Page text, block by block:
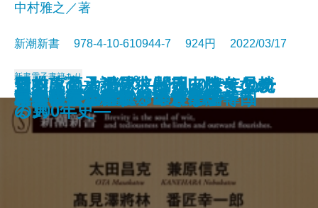
よくも言ってくれたよな
異論正論
一汁一菜でよいと至るまで
自衛隊最高幹部が語る台湾有事
「脱・自前」の日本成長戦略
日本人の承認欲求―テレワークが
さらした深層―
アントニオ猪木―闘魂60余年の軌
跡―
不倫と正義
首相官邸の2800日
野村萬斎―なぜ彼は一人勝ちなの
か―
中村雅之／著
新潮新書 978-4-10-610944-7 924円 2022/03/17
新書電子書籍あり
核兵器について、本音で話そう
知的に見える男、バカっぽく見え
る男
親鸞と道元
厚労省―劣化する巨大官庁―
背進の思想
マツダとカープ―松田ファミリー
の100年史―
「やりがい搾取」の農業論
イクメンの罠
日本の近代建築ベスト50
日本依存から脱却できない韓国